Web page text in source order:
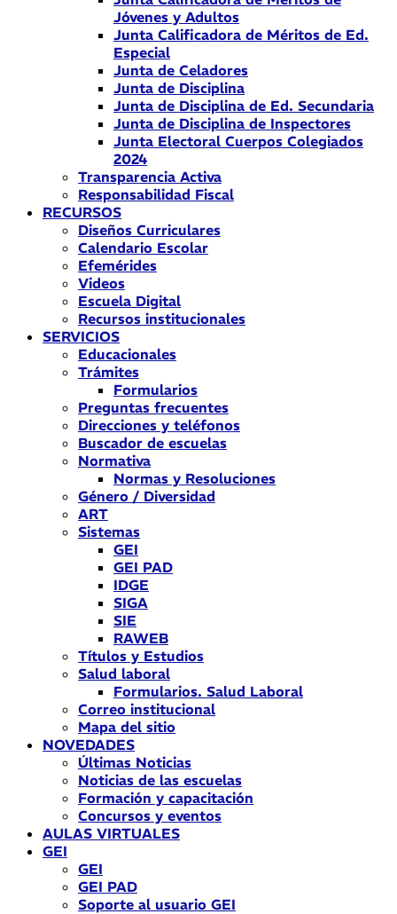
Jóvenes y Adultos
Junta Calificadora de Méritos de Ed.
Especial
Junta de Celadores
Junta de Disciplina
Junta de Disciplina de Ed. Secundaria
Junta de Disciplina de Inspectores
Junta Electoral Cuerpos Colegiados
2024
Transparencia Activa
Responsabilidad Fiscal
RECURSOS
Diseños Curriculares
Calendario Escolar
Efemérides
Videos
Escuela Digital
Recursos institucionales
SERVICIOS
Educacionales
Trámites
Formularios
Preguntas frecuentes
Direcciones y teléfonos
Buscador de escuelas
Normativa
Normas y Resoluciones
Género / Diversidad
ART
Sistemas
GEI
GEI PAD
IDGE
SIGA
SIE
RAWEB
Títulos y Estudios
Salud laboral
Formularios. Salud Laboral
Correo institucional
Mapa del sitio
NOVEDADES
Últimas Noticias
Noticias de las escuelas
Formación y capacitación
Concursos y eventos
AULAS VIRTUALES
GEI
GEI
GEI PAD
Soporte al usuario GEI